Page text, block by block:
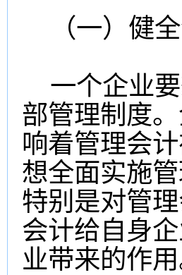
（一）健全
一个企业要
部管理制度
响着管理会
想全面实施
特别是对管
会计给自身
业带来的作用